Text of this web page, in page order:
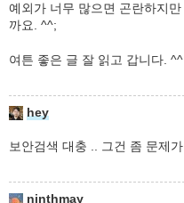
예외가 너무 많으면 곤란하지
까요. ^^;
여튼 좋은 글 잘 읽고 갑니다. ^^
hey
보안검색 대충 .. 그건 좀 문제
ninthmay